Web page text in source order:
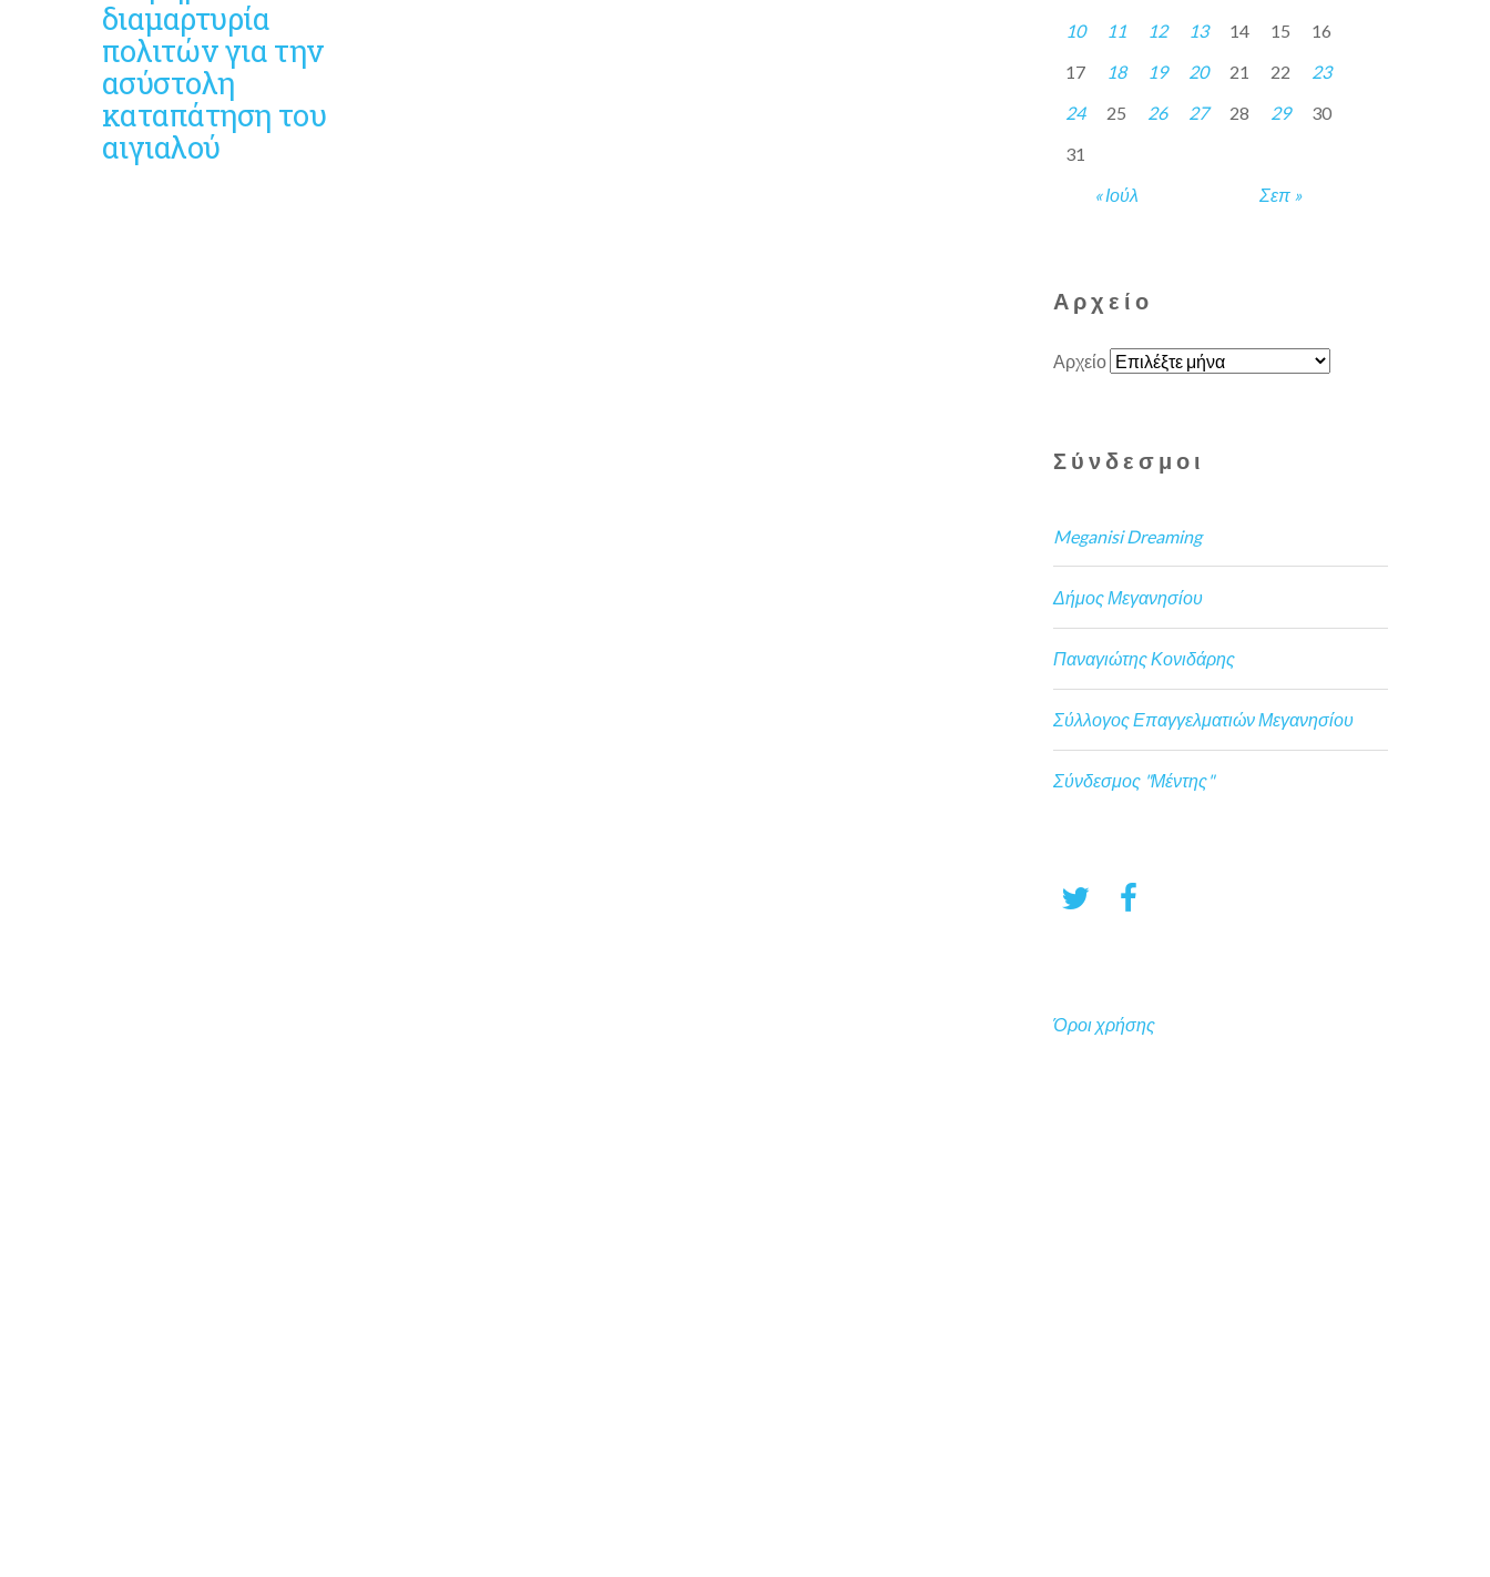
διαμαρτυρία
πολιτών για την
ασύστολη
καταπάτηση του
αιγιαλού
« Ιούλ Σεπ »
10
11 12 13 14 15
16
17
18 19 20 21 22
23
24
25 26 27 28 29
30
31
Αρχείο
Αρχείο
Σύνδεσμοι
Meganisi Dreaming
Δήμος Μεγανησίου
Παναγιώτης Κονιδάρης
Σύλλογος Επαγγελματιών Μεγανησίου
Σύνδεσμος "Μέντης"
Όροι χρήσης